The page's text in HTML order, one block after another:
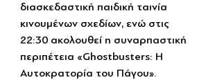
διασκεδαστική παιδική ταινία
κινουμένων σχεδίων, ενώ στις
22:30 ακολουθεί η συναρπαστική
περιπέτεια «Ghostbusters: Η
Αυτοκρατορία του Πάγου».